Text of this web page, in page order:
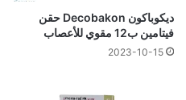
ديكوباكون Decobakon حقن
فيتامين ب12 مقوي للأعصاب
2023-10-15